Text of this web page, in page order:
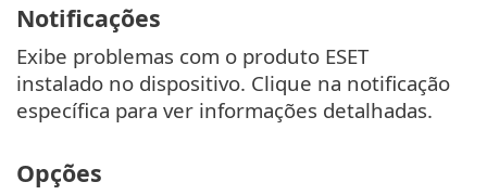
Notificações
Exibe problemas com o produto ESET
instalado no dispositivo. Clique na notificação
específica para ver informações detalhadas.
Opções